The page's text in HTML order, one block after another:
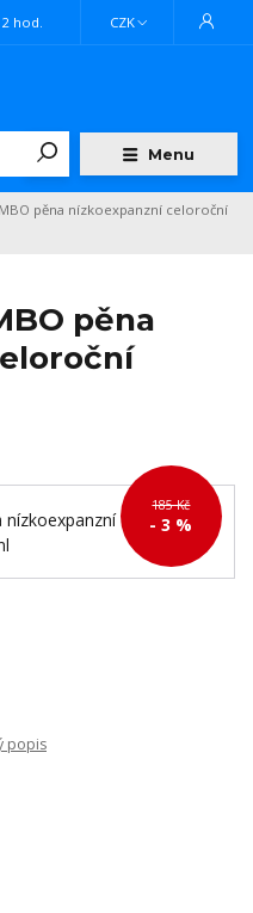
Menu
CZK
hod.
pěna nízkoexpanzní celoroční
pěna
185 Kč
- 3 %
popis